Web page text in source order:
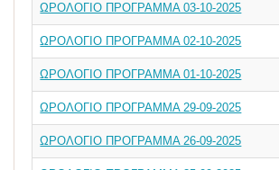
ΩΡΟΛΟΓΙΟ ΠΡΟΓΡΑΜΜΑ 03-10-2025
ΩΡΟΛΟΓΙΟ ΠΡΟΓΡΑΜΜΑ 02-10-2025
ΩΡΟΛΟΓΙΟ ΠΡΟΓΡΑΜΜΑ 01-10-2025
ΩΡΟΛΟΓΙΟ ΠΡΟΓΡΑΜΜΑ 29-09-2025
ΩΡΟΛΟΓΙΟ ΠΡΟΓΡΑΜΜΑ 26-09-2025